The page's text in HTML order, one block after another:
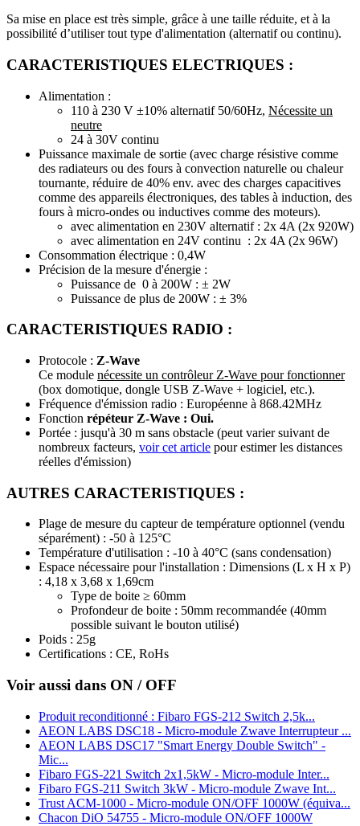
Sa mise en place est très simple, grâce à une taille réduite, et à la
possibilité d’utiliser tout type d'alimentation (alternatif ou continu).
CARACTERISTIQUES ELECTRIQUES :
Alimentation :
110 à 230 V ±10% alternatif 50/60Hz, Nécessite un
neutre
24 à 30V continu
Puissance maximale de sortie (avec charge résistive comme
des radiateurs ou des fours à convection naturelle ou chaleur
tournante, réduire de 40% env. avec des charges capacitives
comme des appareils électroniques, des tables à induction, des
fours à micro-ondes ou inductives comme des moteurs).
avec alimentation en 230V alternatif : 2x 4A (2x 920W)
avec alimentation en 24V continu : 2x 4A (2x 96W)
Consommation électrique : 0,4W
Précision de la mesure d'énergie :
Puissance de 0 à 200W : ± 2W
Puissance de plus de 200W : ± 3%
CARACTERISTIQUES RADIO :
Protocole : Z-Wave
Ce module nécessite un contrôleur Z-Wave pour fonctionner
(box domotique, dongle USB Z-Wave + logiciel, etc.).
Fréquence d'émission radio : Européenne à 868.42MHz
Fonction répéteur Z-Wave : Oui.
Portée : jusqu'à 30 m sans obstacle (peut varier suivant de
nombreux facteurs, voir cet article pour estimer les distances
réelles d'émission)
AUTRES CARACTERISTIQUES :
Plage de mesure du capteur de température optionnel (vendu
séparément) : -50 à 125°C
Température d'utilisation : -10 à 40°C (sans condensation)
Espace nécessaire pour l'installation : Dimensions (L x H x P)
: 4,18 x 3,68 x 1,69cm
Type de boite ≥ 60mm
Profondeur de boite : 50mm recommandée (40mm
possible suivant le bouton utilisé)
Poids : 25g
Certifications : CE, RoHs
Voir aussi dans ON / OFF
Produit reconditionné : Fibaro FGS-212 Switch 2,5k...
AEON LABS DSC18 - Micro-module Zwave Interrupteur ...
AEON LABS DSC17 "Smart Energy Double Switch" -
Mic...
Fibaro FGS-221 Switch 2x1,5kW - Micro-module Inter...
Fibaro FGS-211 Switch 3kW - Micro-module Zwave Int...
Trust ACM-1000 - Micro-module ON/OFF 1000W (équiva...
Chacon DiO 54755 - Micro-module ON/OFF 1000W